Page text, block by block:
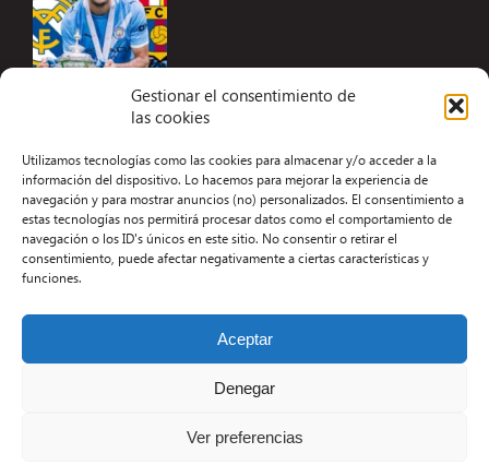
Gestionar el consentimiento de
las cookies
Utilizamos tecnologías como las cookies para almacenar y/o acceder a la
información del dispositivo. Lo hacemos para mejorar la experiencia de
navegación y para mostrar anuncios (no) personalizados. El consentimiento a
estas tecnologías nos permitirá procesar datos como el comportamiento de
navegación o los ID's únicos en este sitio. No consentir o retirar el
consentimiento, puede afectar negativamente a ciertas características y
funciones.
Aceptar
Denegar
Ver preferencias
Aviso Legal
Términos y condiciones
Política de privacidad
Contacto
Desarrollo Web por Kiwop